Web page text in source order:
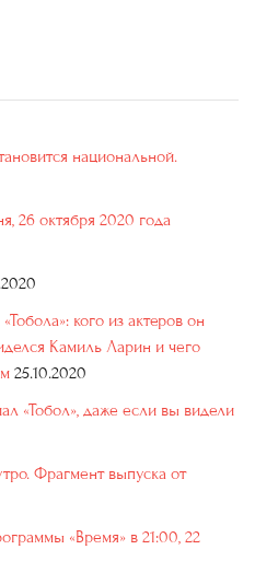
национальной.
26 октября 2020 года
кого из актеров он
Камиль Ларин и чего
25.10.2020
«Тобол», даже если вы видели
Фрагмент выпуска от
«Время» в 21:00, 22